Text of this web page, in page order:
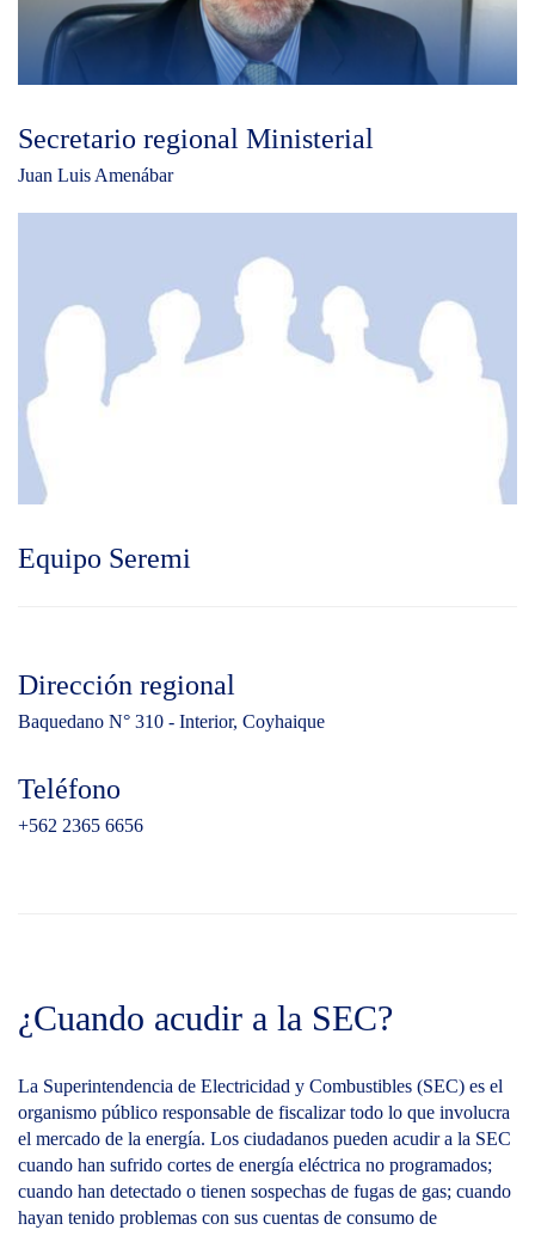
Secretario regional Ministerial
Juan Luis Amenábar
Equipo Seremi
Dirección regional
Baquedano N° 310 - Interior, Coyhaique
Teléfono
+562 2365 6656
¿Cuando acudir a la SEC?
La Superintendencia de Electricidad y Combustibles (SEC) es el
organismo público responsable de fiscalizar todo lo que involucra
el mercado de la energía. Los ciudadanos pueden acudir a la SEC
cuando han sufrido cortes de energía eléctrica no programados;
cuando han detectado o tienen sospechas de fugas de gas; cuando
hayan tenido problemas con sus cuentas de consumo de